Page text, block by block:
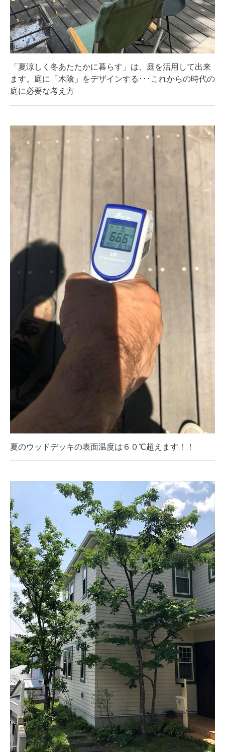
「夏涼しく冬あたたかに暮らす」は、庭を活用して出来
ます。庭に「木陰」をデザインする･･･これからの時代の
庭に必要な考え方
夏のウッドデッキの表面温度は６０℃超えます！！